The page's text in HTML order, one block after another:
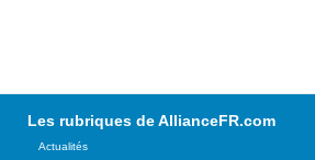
Les rubriques de AllianceFR.com
Actualités